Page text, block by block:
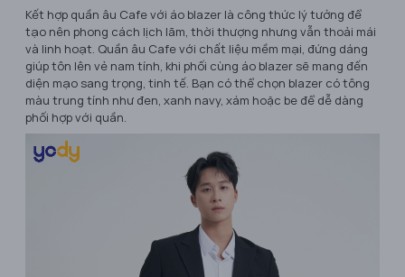
Kết hợp quần âu Cafe với áo blazer là công thức lý tưởng để
tạo nên phong cách lịch lãm, thời thượng nhưng vẫn thoải mái
và linh hoạt. Quần âu Cafe với chất liệu mềm mại, đứng dáng
giúp tôn lên vẻ nam tính, khi phối cùng áo blazer sẽ mang đến
diện mạo sang trọng, tinh tế. Bạn có thể chọn blazer có tông
màu trung tính như đen, xanh navy, xám hoặc be để dễ dàng
phối hợp với quần.